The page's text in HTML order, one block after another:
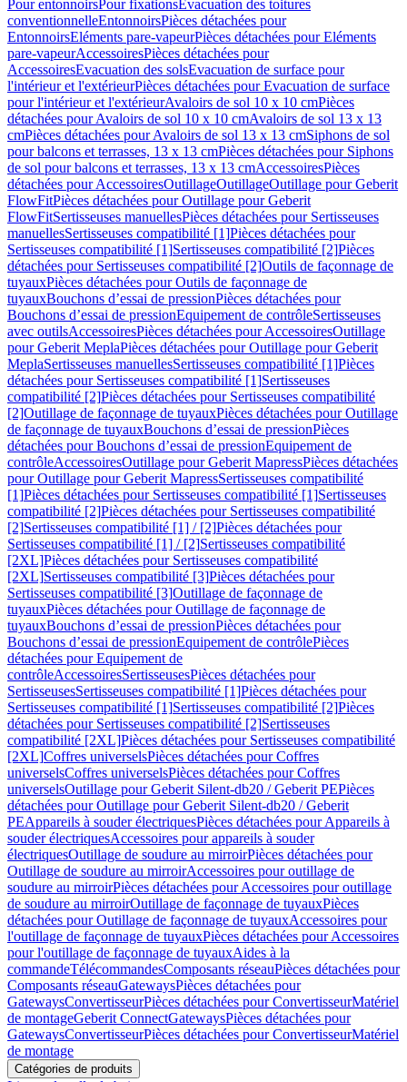
Pour entonnoirsPour fixationsEvacuation des toitures
conventionnelleEntonnoirsPièces détachées pour
EntonnoirsEléments pare-vapeurPièces détachées pour Eléments
pare-vapeurAccessoiresPièces détachées pour
AccessoiresEvacuation des solsEvacuation de surface pour
l'intérieur et l'extérieurPièces détachées pour Evacuation de surface
pour l'intérieur et l'extérieurAvaloirs de sol 10 x 10 cmPièces
détachées pour Avaloirs de sol 10 x 10 cmAvaloirs de sol 13 x 13
cmPièces détachées pour Avaloirs de sol 13 x 13 cmSiphons de sol
pour balcons et terrasses, 13 x 13 cmPièces détachées pour Siphons
de sol pour balcons et terrasses, 13 x 13 cmAccessoiresPièces
détachées pour AccessoiresOutillageOutillageOutillage pour Geberit
FlowFitPièces détachées pour Outillage pour Geberit
FlowFitSertisseuses manuellesPièces détachées pour Sertisseuses
manuellesSertisseuses compatibilité [1]Pièces détachées pour
Sertisseuses compatibilité [1]Sertisseuses compatibilité [2]Pièces
détachées pour Sertisseuses compatibilité [2]Outils de façonnage de
tuyauxPièces détachées pour Outils de façonnage de
tuyauxBouchons d’essai de pressionPièces détachées pour
Bouchons d’essai de pressionEquipement de contrôleSertisseuses
avec outilsAccessoiresPièces détachées pour AccessoiresOutillage
pour Geberit MeplaPièces détachées pour Outillage pour Geberit
MeplaSertisseuses manuellesSertisseuses compatibilité [1]Pièces
détachées pour Sertisseuses compatibilité [1]Sertisseuses
compatibilité [2]Pièces détachées pour Sertisseuses compatibilité
[2]Outillage de façonnage de tuyauxPièces détachées pour Outillage
de façonnage de tuyauxBouchons d’essai de pressionPièces
détachées pour Bouchons d’essai de pressionEquipement de
contrôleAccessoiresOutillage pour Geberit MapressPièces détachées
pour Outillage pour Geberit MapressSertisseuses compatibilité
[1]Pièces détachées pour Sertisseuses compatibilité [1]Sertisseuses
compatibilité [2]Pièces détachées pour Sertisseuses compatibilité
[2]Sertisseuses compatibilité [1] / [2]Pièces détachées pour
Sertisseuses compatibilité [1] / [2]Sertisseuses compatibilité
[2XL]Pièces détachées pour Sertisseuses compatibilité
[2XL]Sertisseuses compatibilité [3]Pièces détachées pour
Sertisseuses compatibilité [3]Outillage de façonnage de
tuyauxPièces détachées pour Outillage de façonnage de
tuyauxBouchons d’essai de pressionPièces détachées pour
Bouchons d’essai de pressionEquipement de contrôlePièces
détachées pour Equipement de
contrôleAccessoiresSertisseusesPièces détachées pour
SertisseusesSertisseuses compatibilité [1]Pièces détachées pour
Sertisseuses compatibilité [1]Sertisseuses compatibilité [2]Pièces
détachées pour Sertisseuses compatibilité [2]Sertisseuses
compatibilité [2XL]Pièces détachées pour Sertisseuses compatibilité
[2XL]Coffres universelsPièces détachées pour Coffres
universelsCoffres universelsPièces détachées pour Coffres
universelsOutillage pour Geberit Silent-db20 / Geberit PEPièces
détachées pour Outillage pour Geberit Silent-db20 / Geberit
PEAppareils à souder électriquesPièces détachées pour Appareils à
souder électriquesAccessoires pour appareils à souder
électriquesOutillage de soudure au mirroirPièces détachées pour
Outillage de soudure au mirroirAccessoires pour outillage de
soudure au mirroirPièces détachées pour Accessoires pour outillage
de soudure au mirroirOutillage de façonnage de tuyauxPièces
détachées pour Outillage de façonnage de tuyauxAccessoires pour
l'outillage de façonnage de tuyauxPièces détachées pour Accessoires
pour l'outillage de façonnage de tuyauxAides à la
commandeTélécommandesComposants réseauPièces détachées pour
Composants réseauGatewaysPièces détachées pour
GatewaysConvertisseurPièces détachées pour ConvertisseurMatériel
de montageGeberit ConnectGatewaysPièces détachées pour
GatewaysConvertisseurPièces détachées pour ConvertisseurMatériel
de montage
Catégories de produits